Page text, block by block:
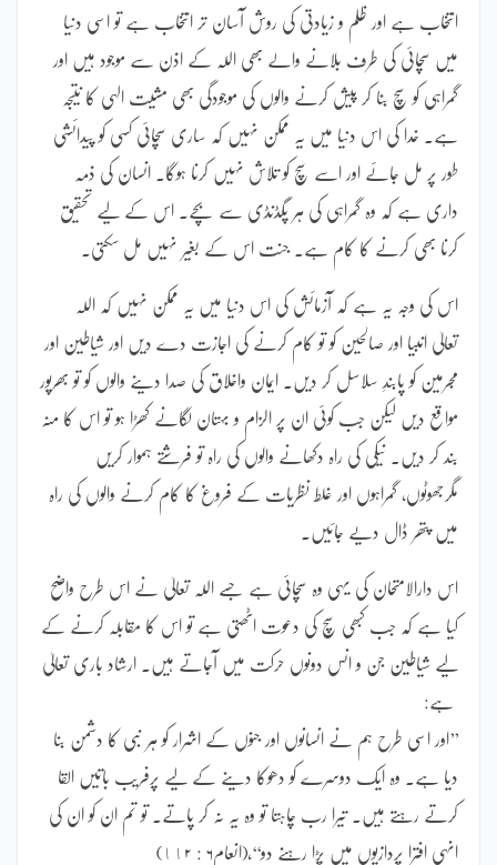
انتخاب ہے اور ظلم و زیادتی کی روش آسان تر انتخاب ہے تو اسی دنیا
میں سچائی کی طرف بلانے والے بھی اللہ کے اذن سے موجود ہیں اور
گمراہی کو سچ بنا کر پیش کرنے والوں کی موجودگی بھی مشیت الہی کا نتیجہ
ہے۔ خدا کی اس دنیا میں یہ ممکن نہیں کہ ساری سچائی کسی کو پیدائشی
طور پر مل جائے اور اسے سچ کو تلاش نہیں کرنا ہوگا۔ انسان کی ذمہ
داری ہے کہ وہ گمراہی کی ہر پگڈنڈی سے بچے۔ اس کے لیے تحقیق
کرنا بھی کرنے کا کام ہے۔ جنت اس کے بغیر نہیں مل سکتی۔
اس کی وجہ یہ ہے کہ آزمائش کی اس دنیا میں یہ ممکن نہیں کہ اللہ
تعالیٰ انبیا اور صالحین کو تو کام کرنے کی اجازت دے دیں اور شیاطین اور
مجرمین کو پابندِ سلاسل کر دیں۔ ایمان واخلاق کی صدا دینے والوں کو تو بھرپور
مواقع دیں لیکن جب کوئی ان پر الزام و بہتان لگانے کھڑا ہو تو اس کا منہ
بند کر دیں۔ نیکی کی راہ دکھانے والوں کی راہ تو فرشتے ہموار کریں
مگرجھوٹوں، گمراہوں اور غلط نظریات کے فروغ کا کام کرنے والوں کی راہ
میں پتھر ڈال دیے جائیں۔
اس دارالامتحان کی یہی وہ سچائی ہے جسے اللہ تعالیٰ نے اس طرح واضح
کیا ہے کہ جب کبھی سچ کی دعوت اٹھتی ہے تو اس کا مقابلہ کرنے کے
لیے شیاطین جن و انس دونوں حرکت میں آجاتے ہیں۔ ارشاد باری تعالیٰ
ہے:
’’اور اسی طرح ہم نے انسانوں اور جنوں کے اشرار کو ہر نبی کا دشمن بنا
دیا ہے۔ وہ ایک دوسرے کو دھوکا دینے کے لیے پرفریب باتیں القا
کرتے رہتے ہیں۔ تیرا رب چاہتا تو وہ یہ نہ کر پاتے۔ تو تم ان کو ان کی
انہی افترا پردازیوں میں پڑا رہنے دو‘‘،(انعام۶ : ١١۲)